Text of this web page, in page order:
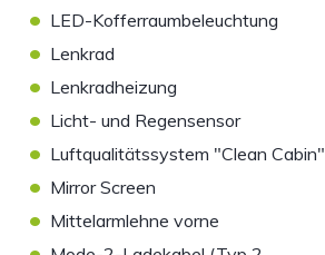
• LED-Kofferraumbeleuchtung
• Lenkrad
• Lenkradheizung
• Licht- und Regensensor
• Luftqualitätssystem "Clean Cabin"
• Mirror Screen
• Mittelarmlehne vorne